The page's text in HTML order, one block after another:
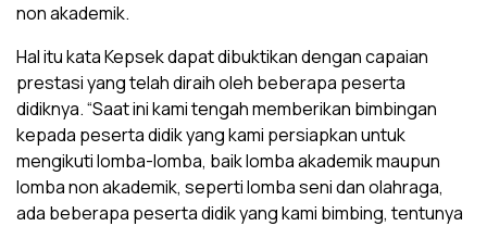
non akademik.
Hal itu kata Kepsek dapat dibuktikan dengan capaian
prestasi yang telah diraih oleh beberapa peserta
didiknya. “Saat ini kami tengah memberikan bimbingan
kepada peserta didik yang kami persiapkan untuk
mengikuti lomba-lomba, baik lomba akademik maupun
lomba non akademik, seperti lomba seni dan olahraga,
ada beberapa peserta didik yang kami bimbing, tentunya